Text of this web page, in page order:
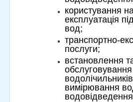
користування
експлуатація
вод;
транспортно-
послуги;
встановлення
обслуговування
вимірювання